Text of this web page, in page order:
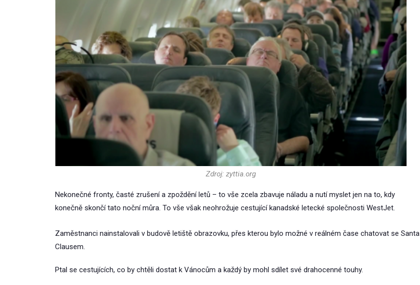
Zdroj: zyttia.org
Nekonečné fronty, časté zrušení a zpoždění letů – to vše zcela zbavuje náladu a nutí myslet jen na to, kdy
konečně skončí tato noční můra. To vše však neohrožuje cestující kanadské letecké společnosti WestJet.
Zaměstnanci nainstalovali v budově letiště obrazovku, přes kterou bylo možné v reálném čase chatovat se Santa
Clausem.
Ptal se cestujících, co by chtěli dostat k Vánocům a každý by mohl sdílet své drahocenné touhy.